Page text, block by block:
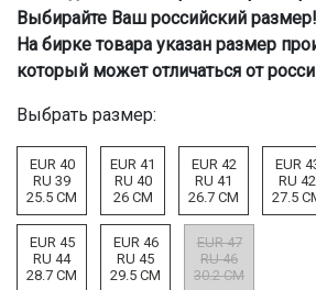
Выбирайте Ваш российский размер!
На бирке товара указан размер
который может отличаться от
Выбрать размер:
EUR 40
RU 39
25.5 CM
EUR 41
RU 40
26 CM
EUR 42
RU 41
26.7 CM
EUR
RU 42
27.5
EUR 45
RU 44
28.7 CM
EUR 46
RU 45
29.5 CM
EUR 47
RU 46
30.2 CM